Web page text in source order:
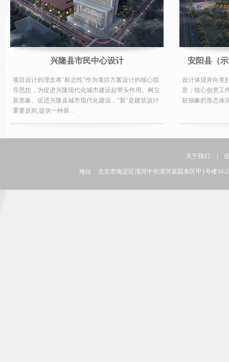
兴隆县市民中心设计
项目设计的理念将“标志性”作为项目方案设计的核心指
导思想，为促进兴隆现代化城市建设起带头作用。树立
新形象、促进兴隆县城市现代化建设，“新”是建筑设计
重要原则,提供一种新...
安阳县（
设计体现奔向美
意；核心创意工
较抽象的形态体
关于我们
地址：北京市海淀区清河中街清河嘉园东区甲1号楼16-